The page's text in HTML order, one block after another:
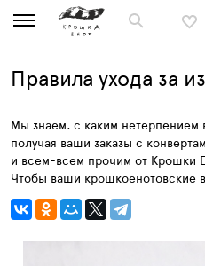
Правила ухода за
Мы знаем, с каким нетерпением
получая ваши заказы с
и всем-всем прочим от Крошки
Чтобы ваши крошкоенотовские
функциональность, красоту и не
настроения, соблюдайте простые